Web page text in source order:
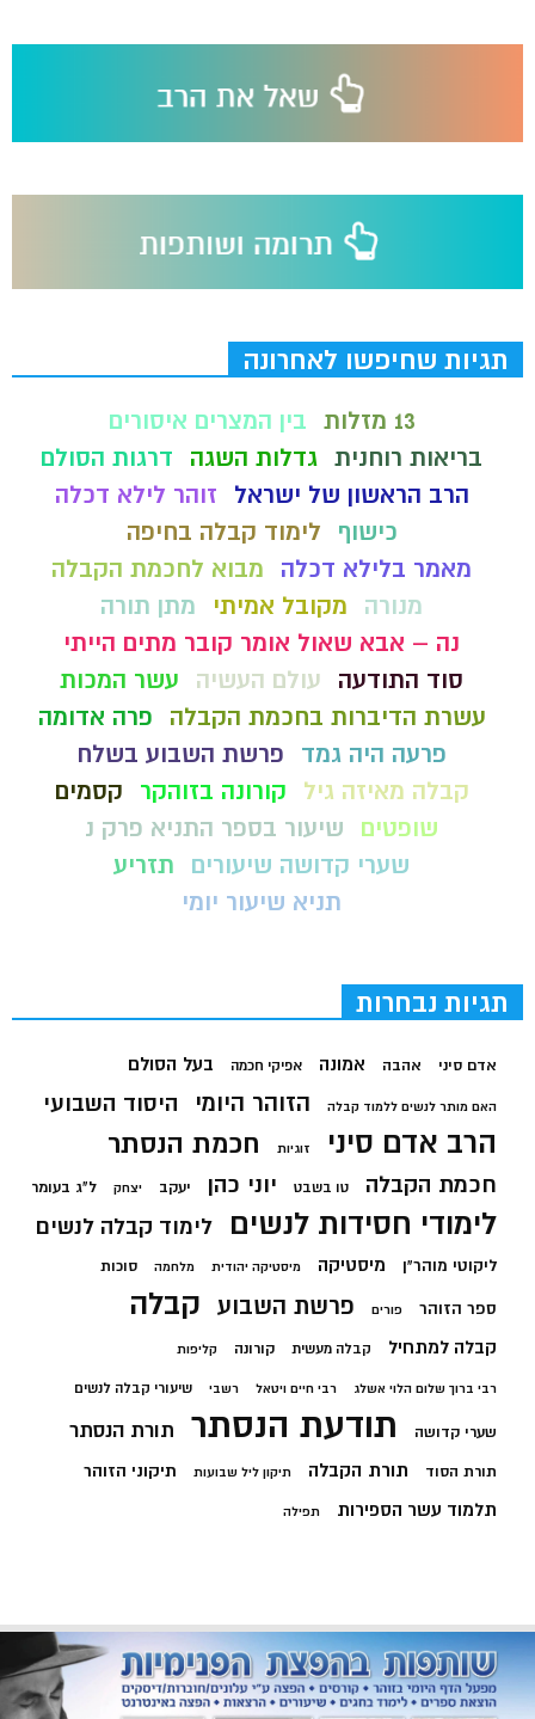
תגיות שחיפשו לאחרונה
13 מזלות
בין המצרים איסורים
בריאות רוחנית גדלות השגה
דרגות הסולם
הרב הראשון של ישראל
זוהר לילא דכלה
כישוף
לימוד קבלה בחיפה
מאמר בלילא דכלה
מבוא לחכמת הקבלה
מנורה
מקובל אמיתי
מתן תורה
נה – אבא שאול אומר קובר מתים הייתי
סוד התודעה
עולם העשיה
עשר המכות
עשרת הדיברות בחכמת הקבלה
פרה אדומה
פרעה היה גמד
פרשת השבוע בשלח
קבלה מאיזה גיל
קורונה בזוהקר
קסמים
שופטים
שיעור בספר התניא פרק נ
שערי קדושה שיעורים
תזריע
תניא שיעור יומי
תגיות נבחרות
אדם סיני אהבה אמונה אפיקי חכמה בעל הסולם
האם מותר לנשים ללמוד קבלה הזוהר היומי היסוד השבועי
הרב אדם סיני זוגיות חכמת הנסתר
חכמת הקבלה טו בשבט יוני כהן יעקב יצחק ל"ג בעומר
לימודי חסידות לנשים לימוד קבלה לנשים
ליקוטי מוהר"ן מיסטיקה מיסטיקה יהודית מלחמה סוכות
ספר הזוהר פורים פרשת השבוע קבלה
קבלה למתחיל קבלה מעשית קורונה קליפות
רבי ברוך שלום הלוי אשלג רבי חיים ויטאל רשבי שיעורי קבלה לנשים
שערי קדושה תודעת הנסתר תורת הנסתר
תורת הסוד תורת הקבלה תיקון ליל שבועות תיקוני הזוהר
תלמוד עשר הספירות תפילה